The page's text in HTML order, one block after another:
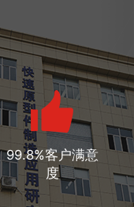
99.8%客户满意
度